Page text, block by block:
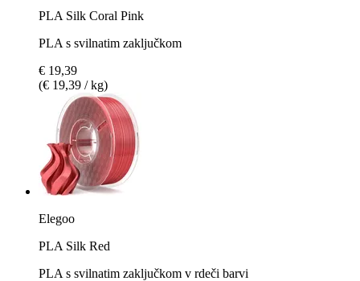
PLA Silk Coral Pink
PLA s svilnatim zaključkom
€ 19,39
(€ 19,39 / kg)
Elegoo
PLA Silk Red
PLA s svilnatim zaključkom v rdeči barvi